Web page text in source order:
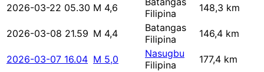
2026-03-22 05.30 M 4,6
Filipina
148,3 km
2026-03-08 21.59 M 4,4
Batangas
Filipina
146,4 km
2026-03-07 16.04 M 5,0
Nasugbu
Filipina
177,4 km